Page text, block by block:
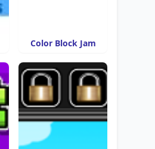
Color Block Jam